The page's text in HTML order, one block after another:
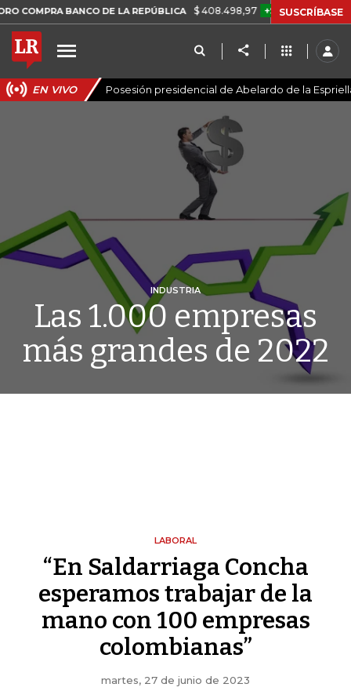
BANCO DE LA REPÚBLICA $ 408.498,97 +$ 8.753,81 +2,19%
SUSCRÍBASE
EN VIVO Posesión presidencial de Abelardo de la
INDUSTRIA
Las 1.000 empresas
más grandes de 2022
LABORAL
“En Saldarriaga Concha
esperamos trabajar de la
mano con 100 empresas
colombianas”
martes, 27 de junio de 2023